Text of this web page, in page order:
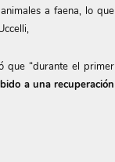
a faena, lo que
que “durante el primer
a una recuperación